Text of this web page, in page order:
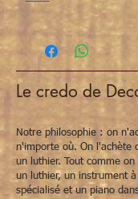
Le credo de
Notre philosophie : on
n'importe où. On l'achète
un luthier. Tout comme
un luthier, un instrument
spécialisé et un piano